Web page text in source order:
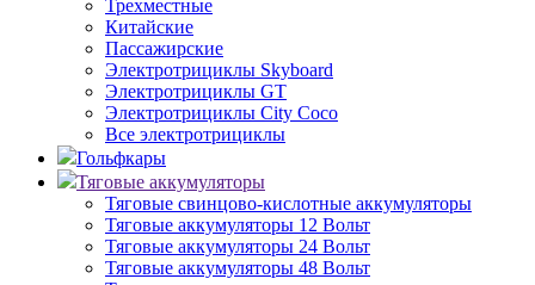
Трехместные
Китайские
Пассажирские
Электротрициклы Skyboard
Электротрициклы GT
Электротрициклы City Coco
Все электротрициклы
Гольфкары
Тяговые аккумуляторы
Тяговые свинцово-кислотные аккумуляторы
Тяговые аккумуляторы 12 Вольт
Тяговые аккумуляторы 24 Вольт
Тяговые аккумуляторы 48 Вольт